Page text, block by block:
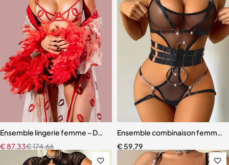
Ensemble lingerie femme – Dentelle rouge avec robe en maille et
€174,66
€ 87,33
Ensemble combinaison femme
€ 59,79